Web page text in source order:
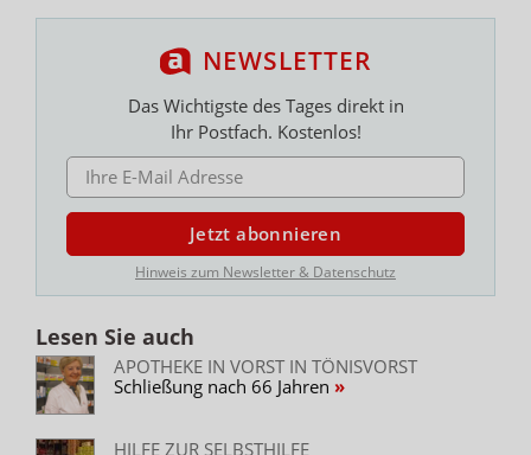
NEWSLETTER
Das Wichtigste des Tages direkt in
Ihr Postfach. Kostenlos!
E-MAIL ADRESSE
Jetzt abonnieren
Hinweis zum Newsletter & Datenschutz
Lesen Sie auch
APOTHEKE IN VORST IN TÖNISVORST
Schließung nach 66 Jahren
HILFE ZUR SELBSTHILFE